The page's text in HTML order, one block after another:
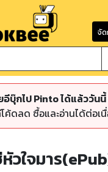
จั
อีบุ๊กไป Pinto ได้แล้ววัน
ค้ดลด ซื้อและอ่านได้ต่อเ
วใจมาร